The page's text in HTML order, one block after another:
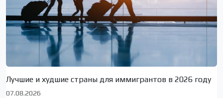
Лучшие и худшие страны для иммигрантов в 2026 году
07.08.2026